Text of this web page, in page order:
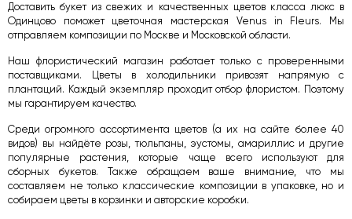
Доставить букет из свежих и качественных цветов класса люкс в
Одинцово поможет цветочная мастерская Venus in Fleurs. Мы
отправляем композиции по Москве и Московской области.
Наш флористический магазин работает только с проверенными
поставщиками. Цветы в холодильники привозят напрямую с
плантаций. Каждый экземпляр проходит отбор флористом. Поэтому
мы гарантируем качество.
Среди огромного ассортимента цветов (а их на сайте более 40
видов) вы найдёте розы, тюльпаны, эустомы, амариллис и другие
популярные растения, которые чаще всего используют для
сборных букетов. Также обращаем ваше внимание, что мы
составляем не только классические композиции в упаковке, но и
собираем цветы в корзинки и авторские коробки.